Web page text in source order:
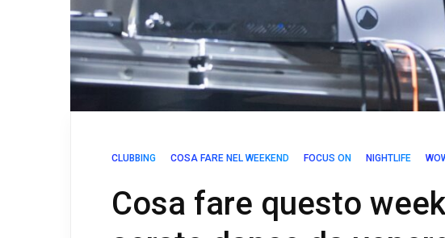
CLUBBING COSA FARE NEL WEEKEND FOCUS ON NIGHTLIFE
Cosa fare questo